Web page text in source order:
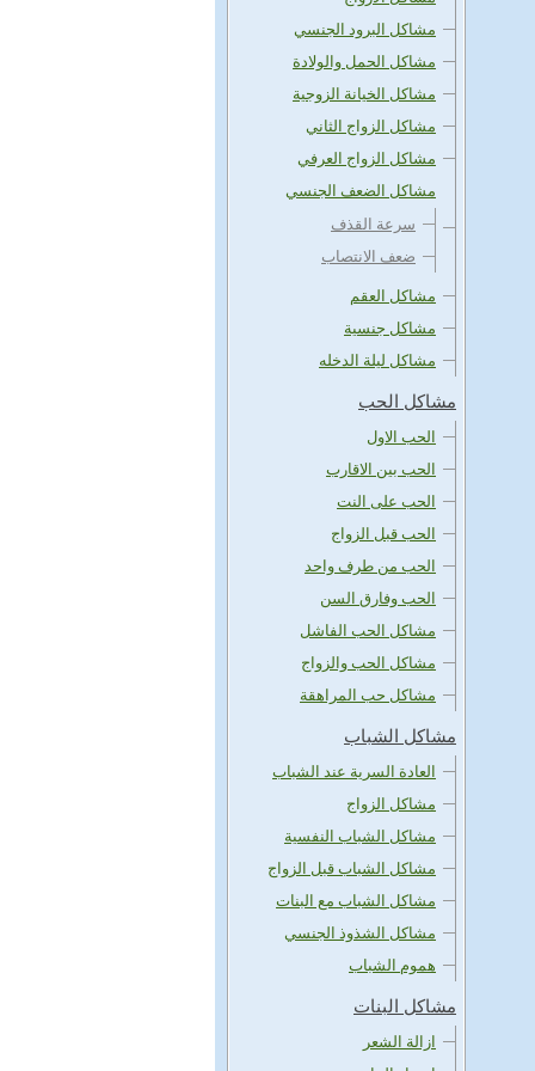
مشاكل البرود الجنسي
مشاكل الحمل والولادة
مشاكل الخيانة الزوجية
مشاكل الزواج الثاني
مشاكل الزواج العرفي
مشاكل الضعف الجنسي
سرعة القذف
ضعف الانتصاب
مشاكل العقم
مشاكل جنسية
مشاكل ليلة الدخله
مشاكل الحب
الحب الاول
الحب بين الاقارب
الحب على النت
الحب قبل الزواج
الحب من طرف واحد
الحب وفارق السن
مشاكل الحب الفاشل
مشاكل الحب والزواج
مشاكل حب المراهقة
مشاكل الشباب
العادة السرية عند الشباب
مشاكل الزواج
مشاكل الشباب النفسية
مشاكل الشباب قبل الزواج
مشاكل الشباب مع البنات
مشاكل الشذوذ الجنسي
هموم الشباب
مشاكل البنات
ازالة الشعر